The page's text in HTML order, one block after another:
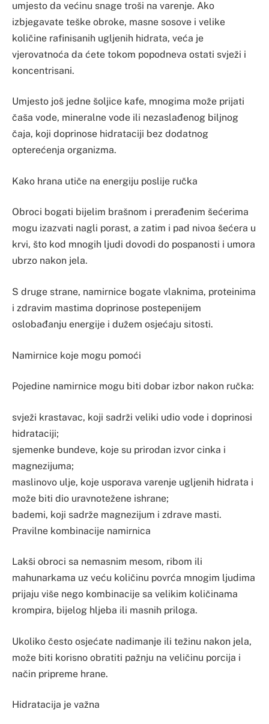
umjesto da većinu snage troši na varenje. Ako
izbjegavate teške obroke, masne sosove i velike
količine rafinisanih ugljenih hidrata, veća je
vjerovatnoća da ćete tokom popodneva ostati svježi i
koncentrisani.
Umjesto još jedne šoljice kafe, mnogima može prijati
čaša vode, mineralne vode ili nezaslađenog biljnog
čaja, koji doprinose hidrataciji bez dodatnog
opterećenja organizma.
Kako hrana utiče na energiju poslije ručka
Obroci bogati bijelim brašnom i prerađenim šećerima
mogu izazvati nagli porast, a zatim i pad nivoa šećera u
krvi, što kod mnogih ljudi dovodi do pospanosti i umora
ubrzo nakon jela.
S druge strane, namirnice bogate vlaknima, proteinima
i zdravim mastima doprinose postepenijem
oslobađanju energije i dužem osjećaju sitosti.
Namirnice koje mogu pomoći
Pojedine namirnice mogu biti dobar izbor nakon ručka:
svježi krastavac, koji sadrži veliki udio vode i doprinosi
hidrataciji;
sjemenke bundeve, koje su prirodan izvor cinka i
magnezijuma;
maslinovo ulje, koje usporava varenje ugljenih hidrata i
može biti dio uravnotežene ishrane;
bademi, koji sadrže magnezijum i zdrave masti.
Pravilne kombinacije namirnica
Lakši obroci sa nemasnim mesom, ribom ili
mahunarkama uz veću količinu povrća mnogim ljudima
prijaju više nego kombinacije sa velikim količinama
krompira, bijelog hljeba ili masnih priloga.
Ukoliko često osjećate nadimanje ili težinu nakon jela,
može biti korisno obratiti pažnju na veličinu porcija i
način pripreme hrane.
Hidratacija je važna